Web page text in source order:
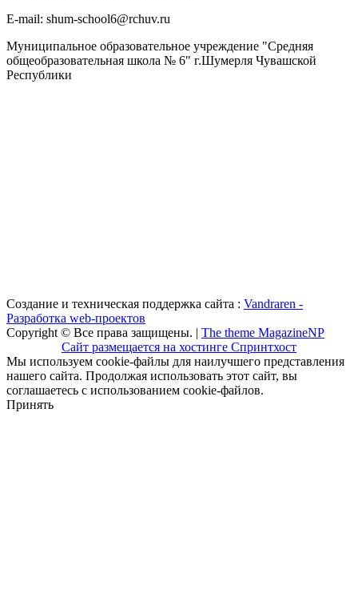
Е-mail: shum-school6@rchuv.ru
Муниципальное образовательное учреждение "Средняя
общеобразовательная школа № 6" г.Шумерля Чувашской
Республики
Создание и техническая поддержка сайта : Vandraren -
Разработка web-проектов
Copyright © Все права защищены. | The theme MagazineNP
Сайт размещается на хостинге Спринтхост
Мы используем cookie-файлы для наилучшего представления
нашего сайта. Продолжая использовать этот сайт, вы
соглашаетесь с использованием cookie-файлов.
Принять